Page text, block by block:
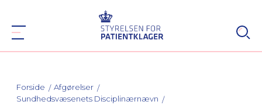
Forside
Afgørelser
Sundhedsvæsenets Disciplinærnævn